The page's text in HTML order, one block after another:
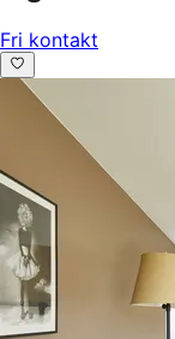
Fri kontakt